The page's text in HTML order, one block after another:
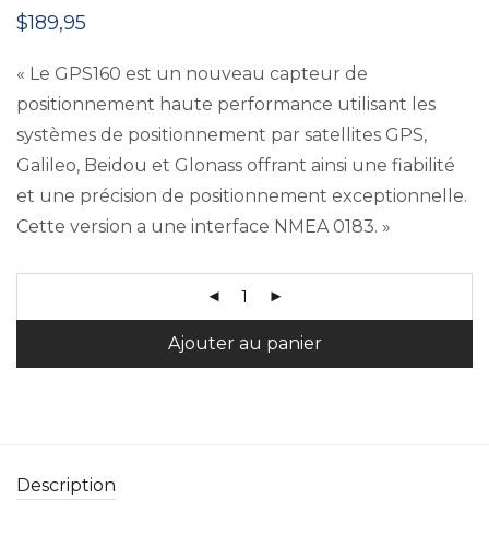
$189,95
« Le GPS160 est un nouveau capteur de
positionnement haute performance utilisant les
systèmes de positionnement par satellites GPS,
Galileo, Beidou et Glonass offrant ainsi une fiabilité
et une précision de positionnement exceptionnelle.
Cette version a une interface NMEA 0183. »
Ajouter au panier
Description